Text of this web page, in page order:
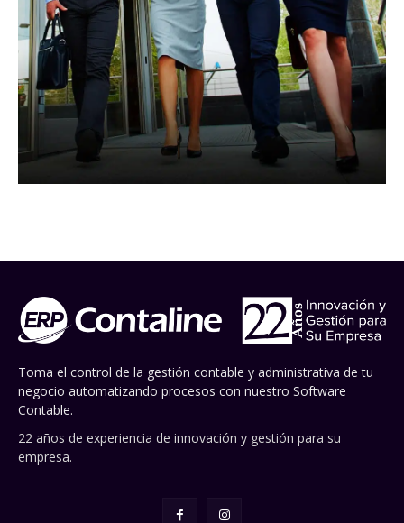
Toma el control de la gestión contable y administrativa de tu
negocio automatizando procesos con nuestro Software
Contable.
22 años de experiencia de innovación y gestión para su
empresa.